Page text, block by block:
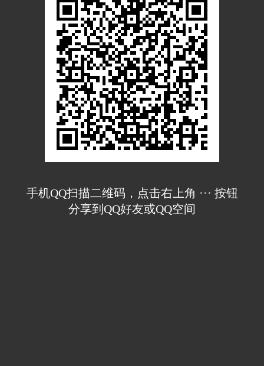
手机QQ扫描二维码，点击右上角 ··· 按钮
分享到QQ好友或QQ空间